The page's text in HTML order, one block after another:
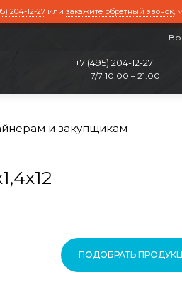
204-12-27 или закажите обратный звонок,
+7 (495) 204-12-27
7/7 10:00 – 21:00
и закупщикам
ПОДОБРАТЬ